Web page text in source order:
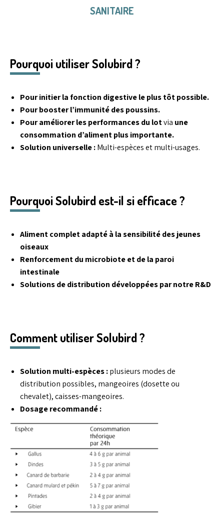
SANITAIRE
Pourquoi utiliser Solubird ?
Pour initier la fonction digestive le plus tôt possible.
Pour booster l’immunité des poussins.
Pour améliorer les performances du lotvia une
consommation d’aliment plus importante.
Solution universelle :Multi-espèces et multi-usages.
Pourquoi Solubird est-il si efficace ?
Aliment complet adapté à la sensibilité des jeunes
oiseaux
Renforcement du microbiote et de la paroi
intestinale
Solutions de distribution développées par notre R&D
Comment utiliser Solubird ?
Solution multi-espèces :plusieurs modes de
distribution possibles, mangeoires (dosette ou
chevalet), caisses-mangeoires.
Dosage recommandé :